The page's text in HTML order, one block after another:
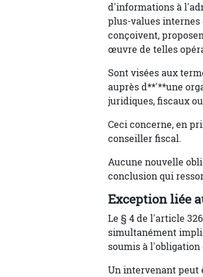
d'informations à
plus-values internes
conçoivent,
œuvre de telles
Sont visées aux
auprès d**'**une
juridiques, fiscaux
Ceci concerne, en
conseiller fiscal.
Aucune nouvelle
conclusion qui
Exception liée
Le § 4 de l'article 326
simultanément
soumis à
Un intervenant peut